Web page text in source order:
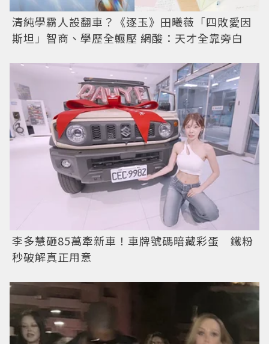
清純學霸人設翻車？《逐玉》田曦薇「四敗愛因
斯坦」智商、學歷全輾壓 網酸：天才全靠旁白
李多慧砸85萬牽新車！車牌號碼暗藏彩蛋 鐵粉
秒破解真正用意